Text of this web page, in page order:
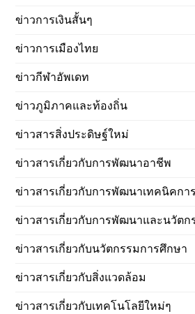
ข่าวการเงินสั้นๆ
ข่าวการเมืองไทย
ข่าวกีฬาอัพเดท
ข่าวภูมิภาคและท้องถิ่น
ข่าวสารสิ่งประดิษฐ์ใหม่
ข่าวสารเกี่ยวกับการพัฒนาอาชีพ
ข่าวสารเกี่ยวกับการพัฒนาเทคนิคกา
ข่าวสารเกี่ยวกับการพัฒนาและนวัตก
ข่าวสารเกี่ยวกับนวัตกรรมการศึกษา
ข่าวสารเกี่ยวกับสิ่งแวดล้อม
ข่าวสารเกี่ยวกับเทคโนโลยีใหม่ๆ